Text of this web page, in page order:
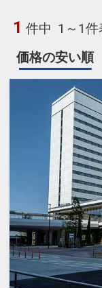
1 件中 1～1件
価格の安い順